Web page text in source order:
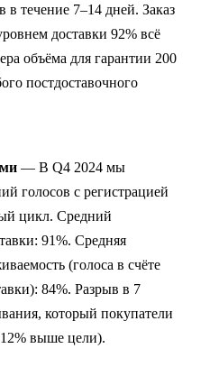
в течение 7–14 дней. Заказ
доставки 92% всё
объёма для гарантии 200
постдоставочного
— В Q4 2024 мы
голосов с регистрацией
цикл. Средний
91%. Средняя
(голоса в счёте
84%. Разрыв в 7
который покупатели
выше цели).